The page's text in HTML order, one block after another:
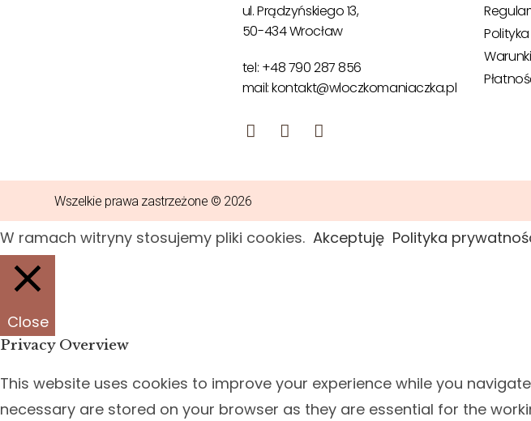
ul. Prądzyńskiego 13,
50-434 Wrocław
tel: +48 790 287 856
mail: kontakt@wloczkomaniaczka.pl
Wszelkie prawa zastrzeżone © 2026
W ramach witryny stosujemy pliki cookies. Akceptuję Polityka
Close
Privacy Overview
This website uses cookies to improve your experience while you
necessary are stored on your browser as they are essential for the